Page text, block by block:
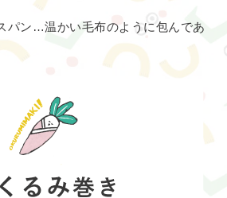
パン…温かい毛布のように包んであ